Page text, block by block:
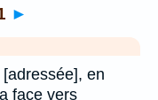
►
en
face vers